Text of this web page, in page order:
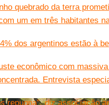
quebrado da terra
um em três habitantes
dos argentinos estão à
econômico com
Entrevista
repugna”, diz associação